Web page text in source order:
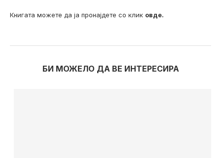
Книгата можете да ја пронајдете со клик овде.
БИ МОЖЕЛО ДА ВЕ ИНТЕРЕСИРА